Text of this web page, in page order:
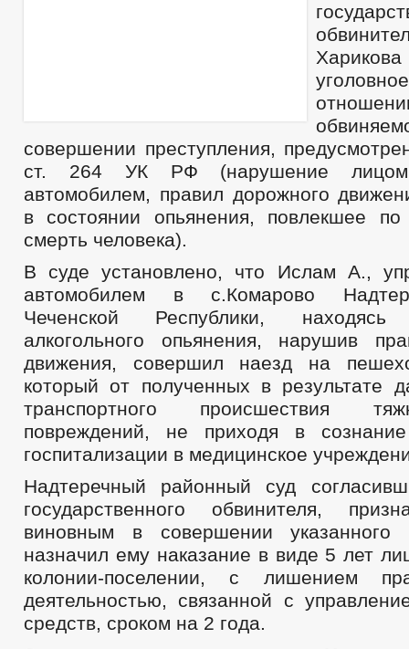
совершении преступления,
ст. 264 УК РФ (нарушение
автомобилем, правил дорожного
в состоянии опьянения, повлекшее по
смерть человека).
В суде установлено, что Ислам А.,
автомобилем в с.Комарово
Чеченской Республики,
алкогольного опьянения, нарушив
движения, совершил наезд на
который от полученных в результате
транспортного происшествия
повреждений, не приходя в
госпитализации в медицинское
Надтеречный районный суд
государственного обвинителя,
виновным в совершении указанного
назначил ему наказание в виде 5 лет
колонии-поселении, с лишением
деятельностью, связанной с
средств, сроком на 2 года.